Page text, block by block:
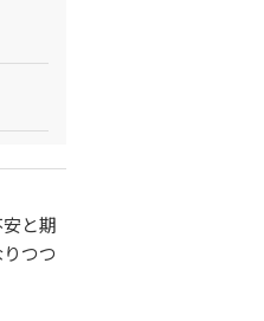
と期
つつ